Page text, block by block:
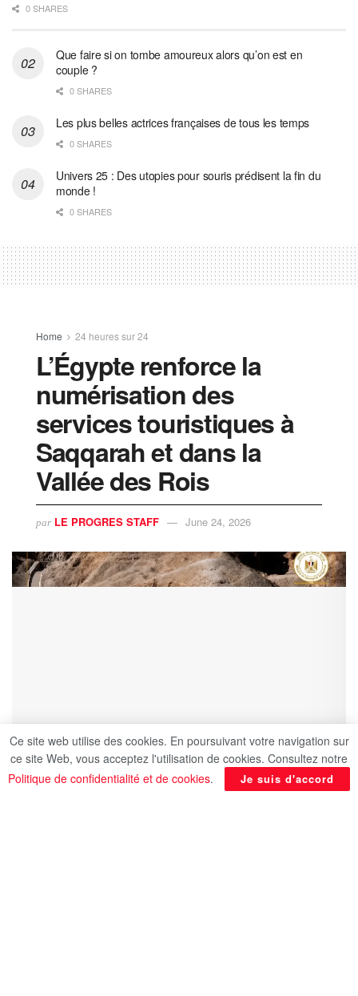
0 SHARES
Que faire si on tombe amoureux alors qu’on est en
couple ?
0 SHARES
Les plus belles actrices françaises de tous les temps
0 SHARES
Univers 25 : Des utopies pour souris prédisent la fin du
monde !
0 SHARES
Home 24 heures sur 24
L’Égypte renforce la
numérisation des
services touristiques à
Saqqarah et dans la
Vallée des Rois
par LE PROGRES STAFF June 24, 2026
Ce site web utilise des cookies. En poursuivant votre navigation sur
ce site Web, vous acceptez l'utilisation de cookies. Consultez notre
Politique de confidentialité et de cookies. Je suis d'accord